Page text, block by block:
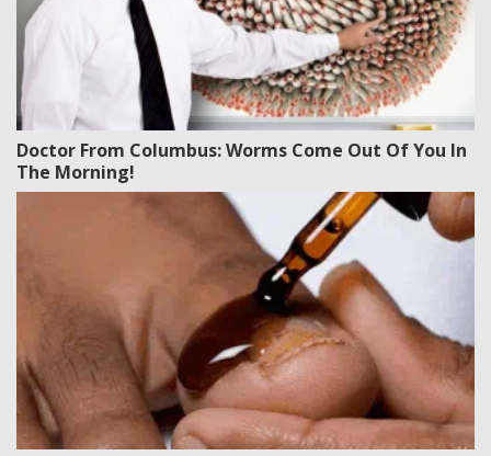
Doctor From Columbus: Worms Come Out Of You In
The Morning!